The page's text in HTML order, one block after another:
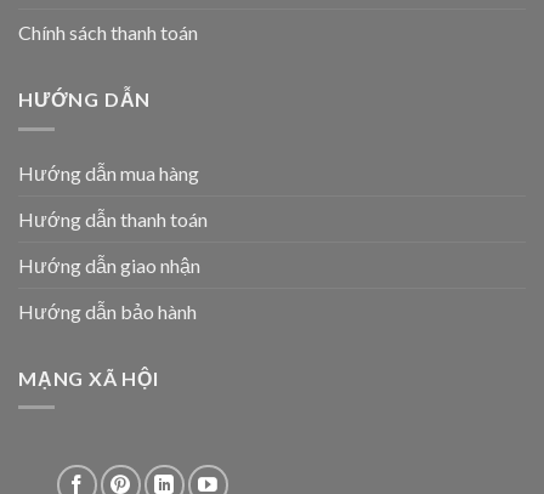
Chính sách thanh toán
HƯỚNG DẪN
Hướng dẫn mua hàng
Hướng dẫn thanh toán
Hướng dẫn giao nhận
Hướng dẫn bảo hành
MẠNG XÃ HỘI